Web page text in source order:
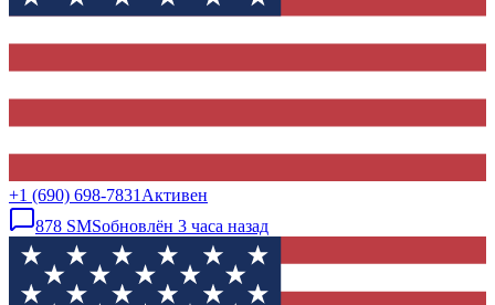
+1 (690) 698-7831 Активен
878 SMSобновлён 3 часа назад